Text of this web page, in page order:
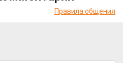
Правила общения